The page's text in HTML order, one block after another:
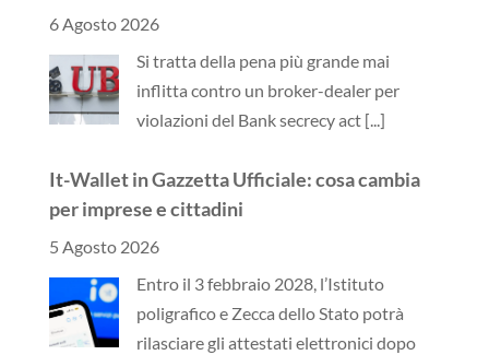
6 Agosto 2026
Si tratta della pena più grande mai
inflitta contro un broker-dealer per
violazioni del Bank secrecy act [...]
It-Wallet in Gazzetta Ufficiale: cosa cambia
per imprese e cittadini
5 Agosto 2026
Entro il 3 febbraio 2028, l’Istituto
poligrafico e Zecca dello Stato potrà
rilasciare gli attestati elettronici dopo